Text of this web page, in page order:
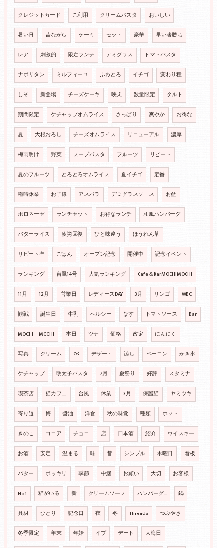
クレジットカード ご利用 クリームパスタ おいしい
暑い日 昔ながら ケーキ セット 豪華 早い者勝ち
レア 刺激的 限定ランチ デミグラス トマトパスタ
ナポリタン ミルフィーユ ふわとろ イチゴ 変わり種
しそ 新登場 チーズケーキ 映え 数量限定 タルト
期間限定 ケチャップオムライス さっぱり 爽やか お得な
夏 大根おろし チーズオムライス リニューアル 濃厚
梅雨明け 野菜 スープパスタ フルーツ リピート
夏のフルーツ とろとろオムライス 夏イチゴ 定番
臨時休業 お子様 アスパラ デミグラスソース お盆
ボロネーゼ ランチセット お得なランチ 和風ハンバーグ
バターライス 疲労回復 ひと味違う ほうれん草
リピート率 ごはん オープン記念 開催中 記念イベント
ランキング 台風14号 人気ランキング Cafe＆BarMOCHIMOCHI
11月 12月 営業日 レディースDAY 3月 リンゴ WBC
観戦 誕生日 牛乳 ヘルシー なす トマトソース Bar
MOCHI MOCHI 本日 ツナ 価格 改定 にんにく
写真 クリーム OK デザート 涼し ベーコン かき氷
ケチャップ 明太子パスタ 7月 夏祭り 好評 スタミナ
喫茶店 猫カフェ 台風 休業 8月 保護猫 ヤミツキ
寄り道 梅 醬油 洋食 秋の味覚 種類 ホット
きのこ ココア チョコ 店 日本酒 紹介 ウイスキー
お酒 安定 温まる 味 昔 シンプル 木曜日 看板
バター ポッキリ 季節 中継 お願い 大切 お客様
No.1 猫がいる 新 クリームソース ハンバーグ… 鍋
具材 ひとり 記念日 夜 冬 Threads つぶやき
冬季限定 年末 年始 イブ デート 大晦日